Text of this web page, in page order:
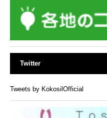
Twitter
Tweets by KokosilOfficial